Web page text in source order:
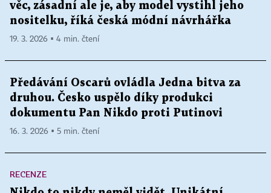
věc, zásadní ale je, aby model vystihl jeho
nositelku, říká česká módní návrhářka
19. 3. 2026 ▪ 4 min. čtení
Předávání Oscarů ovládla Jedna bitva za
druhou. Česko uspělo díky produkci
dokumentu Pan Nikdo proti Putinovi
16. 3. 2026 ▪ 5 min. čtení
RECENZE